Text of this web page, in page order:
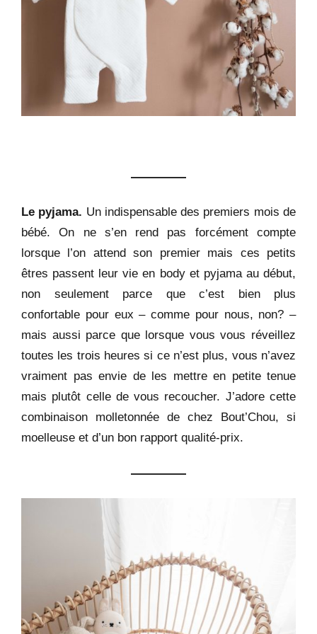
Le pyjama. Un indispensable des premiers mois de
bébé. On ne s’en rend pas forcément compte
lorsque l’on attend son premier mais ces petits
êtres passent leur vie en body et pyjama au début,
non seulement parce que c’est bien plus
confortable pour eux – comme pour nous, non? –
mais aussi parce que lorsque vous vous réveillez
toutes les trois heures si ce n’est plus, vous n’avez
vraiment pas envie de les mettre en petite tenue
mais plutôt celle de vous recoucher. J’adore cette
combinaison molletonnée de chez Bout’Chou, si
moelleuse et d’un bon rapport qualité-prix.